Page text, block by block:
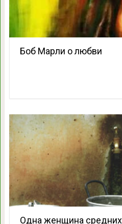
Боб Марли о любви
Одна женщина средних